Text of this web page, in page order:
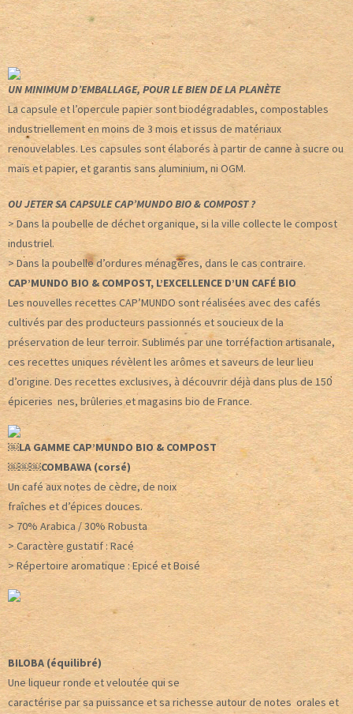
UN MINIMUM D’EMBALLAGE, POUR LE BIEN DE LA PLANÈTE
La capsule et l’opercule papier sont biodégradables, compostables
industriellement en moins de 3 mois et issus de matériaux
renouvelables. Les capsules sont élaborés à partir de canne à sucre ou
maïs et papier, et garantis sans aluminium, ni OGM.
OU JETER SA CAPSULE CAP’MUNDO BIO & COMPOST ?
> Dans la poubelle de déchet organique, si la ville collecte le compost
industriel.
> Dans la poubelle d’ordures ménagères, dans le cas contraire.
CAP’MUNDO BIO & COMPOST, L’EXCELLENCE D’UN CAFÉ BIO
Les nouvelles recettes CAP’MUNDO sont réalisées avec des cafés
cultivés par des producteurs passionnés et soucieux de la
préservation de leur terroir. Sublimés par une torréfaction artisanale,
ces recettes uniques révèlent les arômes et saveurs de leur lieu
d’origine. Des recettes exclusives, à découvrir déjà dans plus de 150
épiceries nes, brûleries et magasins bio de France.
￼LA GAMME CAP’MUNDO BIO & COMPOST
￼￼￼COMBAWA (corsé)
Un café aux notes de cèdre, de noix
fraîches et d’épices douces.
> 70% Arabica / 30% Robusta
> Caractère gustatif : Racé
> Répertoire aromatique : Epicé et Boisé
BILOBA (équilibré)
Une liqueur ronde et veloutée qui se
caractérise par sa puissance et sa richesse autour de notes orales et